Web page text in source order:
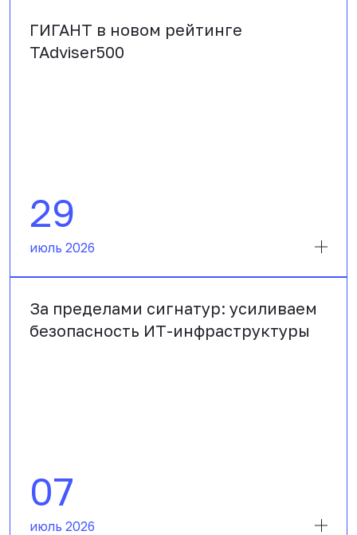
ГИГАНТ в новом рейтинге
TAdviser500
29
июль 2026
За пределами сигнатур: усиливаем
безопасность ИТ-инфраструктуры
07
июль 2026